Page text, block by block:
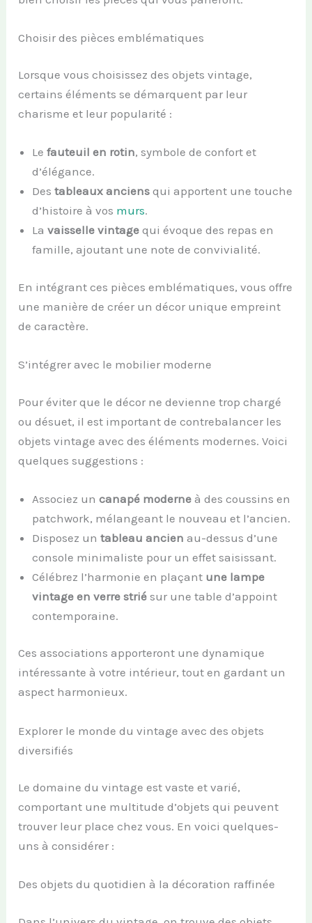
Choisir des pièces emblématiques
Lorsque vous choisissez des objets vintage,
certains éléments se démarquent par leur
charisme et leur popularité :
Lefauteuil en rotin, symbole de confort et
d’élégance.
Destableaux anciens qui apportent une touche
d’histoire à vos murs.
Lavaisselle vintage qui évoque des repas en
famille, ajoutant une note de convivialité.
En intégrant ces pièces emblématiques, vous offre
une manière de créer un décor unique empreint
de caractère.
S’intégrer avec le mobilier moderne
Pour éviter que le décor ne devienne trop chargé
ou désuet, il est important de contrebalancer les
objets vintage avec des éléments modernes. Voici
quelques suggestions :
Associez uncanapé moderne à des coussins en
patchwork, mélangeant le nouveau et l’ancien.
Disposez untableau ancien au-dessus d’une
console minimaliste pour un effet saisissant.
Célébrez l’harmonie en plaçant une lampe
vintage en verre strié sur une table d’appoint
contemporaine.
Ces associations apporteront une dynamique
intéressante à votre intérieur, tout en gardant un
aspect harmonieux.
Explorer le monde du vintage avec des objets
diversifiés
Le domaine du vintage est vaste et varié,
comportant une multitude d’objets qui peuvent
trouver leur place chez vous. En voici quelques-
uns à considérer :
Des objets du quotidien à la décoration raffinée